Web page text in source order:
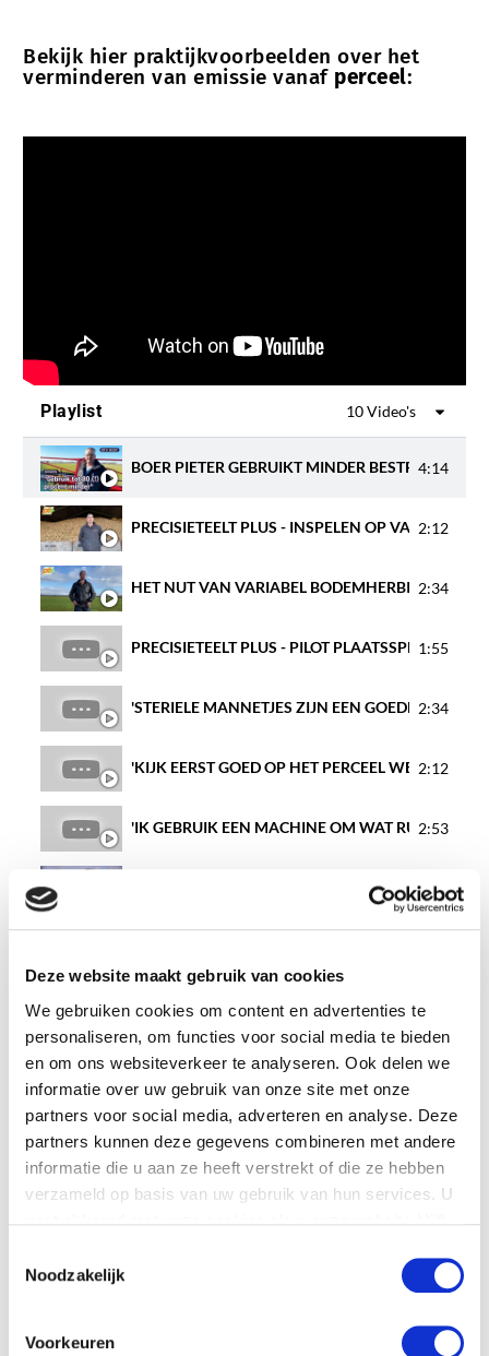
Deze website maakt gebruik van cookies
We gebruiken cookies om content en advertenties te
personaliseren, om functies voor social media te bieden
en om ons websiteverkeer te analyseren. Ook delen we
informatie over uw gebruik van onze site met onze
partners voor social media, adverteren en analyse. Deze
partners kunnen deze gegevens combineren met andere
informatie die u aan ze heeft verstrekt of die ze hebben
verzameld op basis van uw gebruik van hun services. U
Noodzakelijk
Voorkeuren
Bekijk hier praktijkvoorbeelden over het
verminderen van emissie vanaf perceel:
Playlist 10 Video's
BOER PIETER GEBRUIKT MINDER 4:14
PRECISIETEELT PLUS - INSPELEN OP VARIATIE
2:12
HET NUT VAN VARIABEL BODEMHERBICIDEN
2:34
PRECISIETEELT PLUS - PILOT PLAATSSPECIFIEK
1:55
'STERIELE MANNETJES ZIJN EEN GOEDE2:34
'KIJK EERST GOED OP HET PERCEEL WELKE
2:12
'IK GEBRUIK EEN MACHINE OM WAT RUIGERE
2:53
AANPAK PERCEELSEMISSIE IN DE DRENTSCHE AA
5:58
PERCEELEMISSIE IN DE HAND 3:12
Bekijk hier praktijkvoorbeelden over het
verminderen van emissie op heterf :